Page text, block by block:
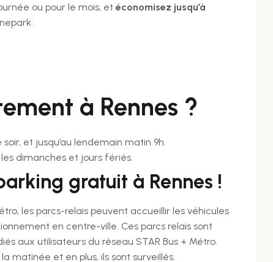
ou pour le mois, et économisez jusqu’à
à Rennes ?
et jusqu’au lendemain matin 9h.
dimanches et jours fériés.
gratuit à Rennes !
les parcs-relais peuvent accueillir les véhicules
en centre-ville. Ces parcs relais sont
aux utilisateurs du réseau STAR Bus + Métro.
matinée et en plus, ils sont surveillés.